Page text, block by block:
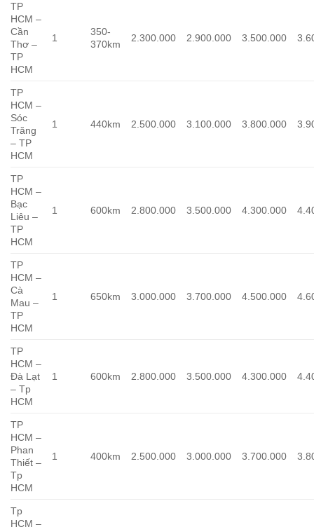
TP
HCM –
Cần
Thơ –
TP
HCM
1
350-
370km
2.300.000 2.900.000 3.500.000
TP
HCM –
Sóc
Trăng
– TP
HCM
1 440km 2.500.000 3.100.000 3.800.000
TP
HCM –
Bạc
Liêu –
TP
HCM
1 600km 2.800.000 3.500.000 4.300.000
TP
HCM –
Cà
Mau –
TP
HCM
1 650km 3.000.000 3.700.000 4.500.000
TP
HCM –
Đà Lạt
– Tp
HCM
1 600km 2.800.000 3.500.000 4.300.000
TP
HCM –
Phan
Thiết –
Tp
HCM
1 400km 2.500.000 3.000.000 3.700.000
Tp
HCM –